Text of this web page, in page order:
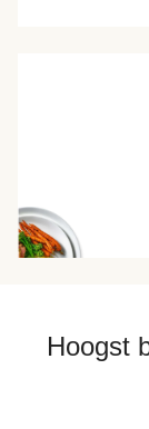
Hoogst